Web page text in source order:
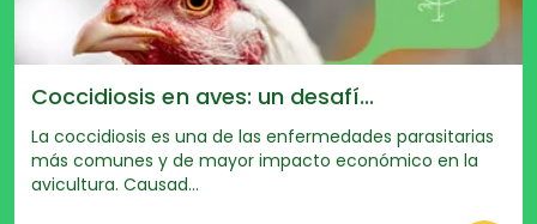
Coccidiosis en aves: un desafí...
La coccidiosis es una de las enfermedades parasitarias
más comunes y de mayor impacto económico en la
avicultura. Causad...